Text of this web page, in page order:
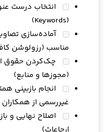
انتخاب درست
(Keywords)
آماده‌سازی
مناسب (رزولوشن
چک‌کردن حقوق
(مجوزها و منابع)
غیررسمی از همکاران
اصلاح نهایی و